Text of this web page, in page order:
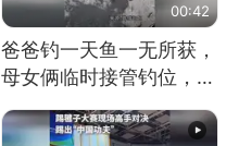
00:42
爸爸钓一天鱼一无所获，
母女俩临时接管钓位，用
玩具鱼竿钓上大鱼